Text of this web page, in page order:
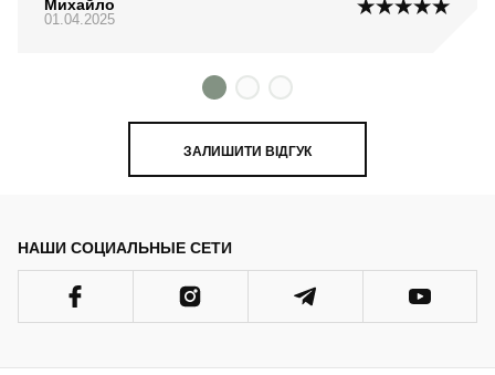
Михайло
01.04.2025
ЗАЛИШИТИ ВІДГУК
НАШИ СОЦИАЛЬНЫЕ СЕТИ